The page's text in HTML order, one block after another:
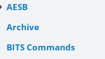
AESB
Archive
BITS Commands